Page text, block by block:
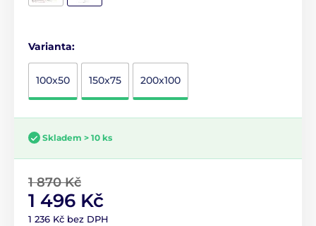
Varianta:
100x50 150x75 200x100
Skladem > 10 ks
1 870 Kč
1 496 Kč
1 236 Kč bez DPH